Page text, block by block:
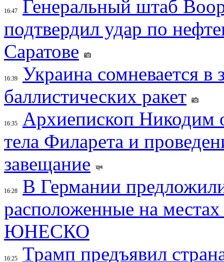
16:47
Генеральный штаб
подтвердил удар по
Саратове
16:39
Украина сомневается в
баллистических ракет
16:35
Архиепископ
тела Филарета и
завещание
16:28
В Германии
расположенные на
ЮНЕСКО
16:25
Трамп предъявил